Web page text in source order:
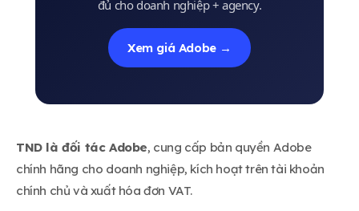
đủ cho doanh nghiệp + agency.
Xem giá Adobe →
TND là đối tác Adobe, cung cấp bản quyền Adobe
chính hãng cho doanh nghiệp, kích hoạt trên tài khoản
chính chủ và xuất hóa đơn VAT.